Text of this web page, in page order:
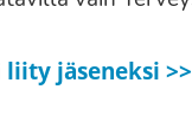
liity jäseneksi >>